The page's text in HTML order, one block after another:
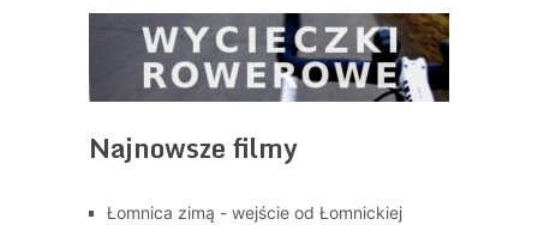
Najnowsze filmy
Łomnica zimą - wejście od Łomnickiej